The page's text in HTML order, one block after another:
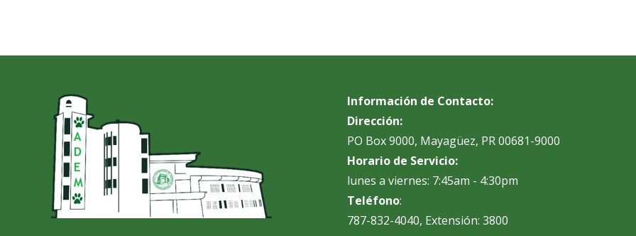
Información de Contacto:
Dirección:
PO Box 9000, Mayagüez, PR 00681-9000
Horario de Servicio:
lunes a viernes: 7:45am - 4:30pm
Teléfono:
787-832-4040, Extensión: 3800